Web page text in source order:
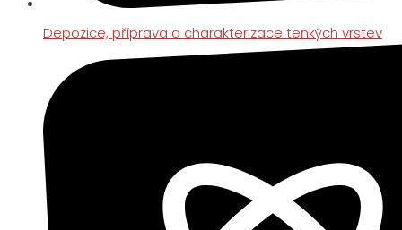
Depozice, příprava a charakterizace tenkých vrstev